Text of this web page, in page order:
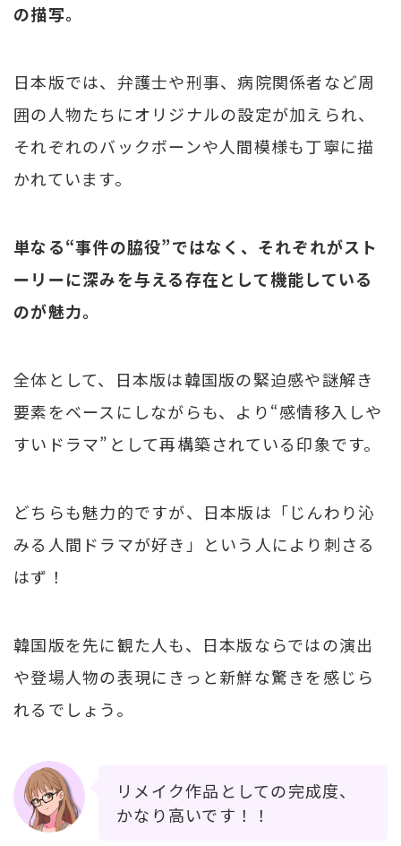
の描写。
日本版では、弁護士や刑事、病院関係者など周
囲の人物たちにオリジナルの設定が加えられ、
それぞれのバックボーンや人間模様も丁寧に描
かれています。
単なる“事件の脇役”ではなく、それぞれがスト
ーリーに深みを与える存在として機能している
のが魅力。
全体として、日本版は韓国版の緊迫感や謎解き
要素をベースにしながらも、より“感情移入しや
すいドラマ”として再構築されている印象です。
どちらも魅力的ですが、日本版は「じんわり沁
みる人間ドラマが好き」という人により刺さる
はず！
韓国版を先に観た人も、日本版ならではの演出
や登場人物の表現にきっと新鮮な驚きを感じら
れるでしょう。
リメイク作品としての完成度、
かなり高いです！！